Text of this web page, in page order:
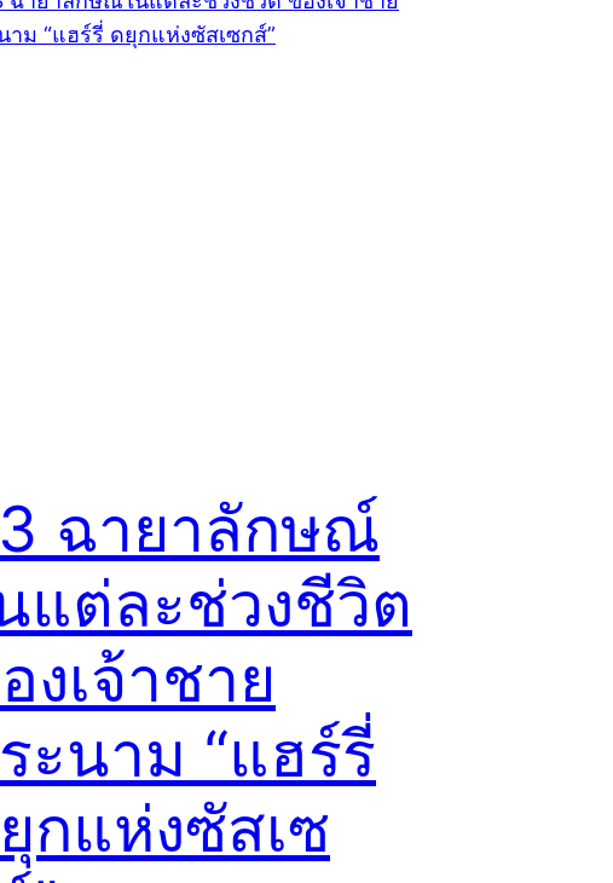
ฉายาลักษณ์
แต่ละช่วงชีวิต
งเจ้าชาย
ะนาม “แฮร์รี่
กแห่งซัสเซ